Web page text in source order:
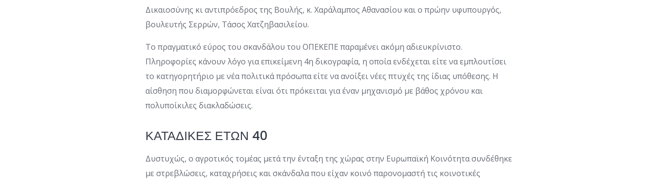
Δικαιοσύνης κι αντιπρόεδρος της Βουλής, κ. Χαράλαμπος Αθανασίου και ο πρώην υφυπουργός,
βουλευτής Σερρών, Τάσος Χατζηβασιλείου.
Το πραγματικό εύρος του σκανδάλου του ΟΠΕΚΕΠΕ παραμένει ακόμη αδιευκρίνιστο.
Πληροφορίες κάνουν λόγο για επικείμενη 4η δικογραφία, η οποία ενδέχεται είτε να εμπλουτίσει
το κατηγορητήριο με νέα πολιτικά πρόσωπα είτε να ανοίξει νέες πτυχές της ίδιας υπόθεσης. Η
αίσθηση που διαμορφώνεται είναι ότι πρόκειται για έναν μηχανισμό με βάθος χρόνου και
πολυποίκιλες διακλαδώσεις.
ΚΑΤΑΔΙΚΕΣ ΕΤΩΝ 40
Δυστυχώς, ο αγροτικός τομέας μετά την ένταξη της χώρας στην Ευρωπαϊκή Κοινότητα συνδέθηκε
με στρεβλώσεις, καταχρήσεις και σκάνδαλα που είχαν κοινό παρονομαστή τις κοινοτικές